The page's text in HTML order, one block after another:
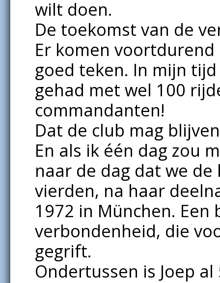
wilt doen.
De toekomst van de
Er komen
goed teken. In mijn
gehad met wel 100
commandanten!
Dat de club mag
En als ik één dag zou
naar de dag dat we
vierden, na haar
1972 in München.
verbondenheid, die
gegrift.
Ondertussen is Joep